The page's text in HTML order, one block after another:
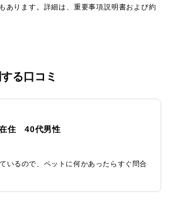
あります。詳細は、重要事項説明書および約
る口コミ
住 40代男性
いるので、ペットに何かあったらすぐ問合